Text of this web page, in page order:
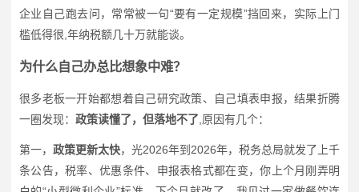
企业自己跑去问，常常被一句“要有一定规模”挡回来，实际上门
槛低得很,年纳税额几十万就能谈。
为什么自己办总比想象中难？
很多老板一开始都想着自己研究政策、自己填表申报，结果折腾
一圈发现： 政策读懂了，但落地不了 ,原因有几个：
第一， 政策更新太快，光2026年到2026年，税务总局就发了上千
条公告，税率、优惠条件、申报表格式都在变，你上个月刚弄明